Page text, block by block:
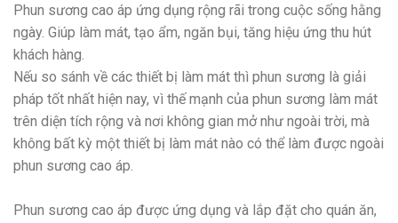
Phun sương cao áp ứng dụng rộng rãi trong cuộc sống hằng
ngày. Giúp làm mát, tạo ẩm, ngăn bụi, tăng hiệu ứng thu hút
khách hàng.
Nếu so sánh về các thiết bị làm mát thì phun sương là giải
pháp tốt nhất hiện nay, vì thế mạnh của phun sương làm mát
trên diện tích rộng và nơi không gian mở như ngoài trời, mà
không bất kỳ một thiết bị làm mát nào có thể làm được ngoài
phun sương cao áp.
Phun sương cao áp được ứng dụng và lắp đặt cho quán ăn,